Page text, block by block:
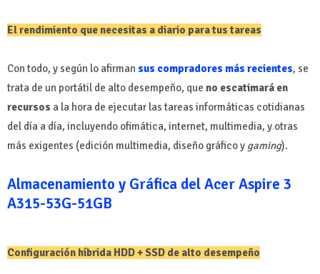
El rendimiento que necesitas a diario para tus tareas
Con todo, y según lo afirman sus compradores más recientes, se
trata de un portátil de alto desempeño, que no escatimará en
recursos a la hora de ejecutar las tareas informáticas cotidianas
del día a día, incluyendo ofimática, internet, multimedia, y otras
más exigentes (edición multimedia, diseño gráfico y gaming).
Almacenamiento y Gráfica del Acer Aspire 3
A315-53G-51GB
Configuración híbrida HDD + SSD de alto desempeño